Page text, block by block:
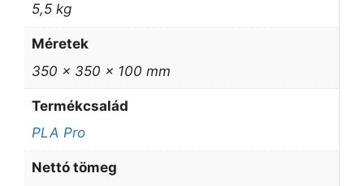
5,5 kg
Méretek
350 × 350 × 100 mm
Termékcsalád
PLA Pro
Nettó tömeg